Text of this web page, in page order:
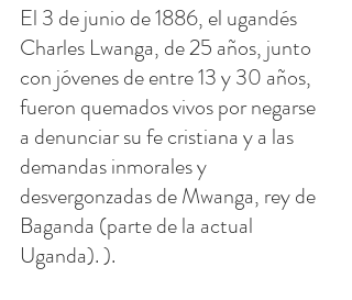
El 3 de junio de 1886, el ugandés
Charles Lwanga, de 25 años, junto
con jóvenes de entre 13 y 30 años,
fueron quemados vivos por negarse
a denunciar su fe cristiana y a las
demandas inmorales y
desvergonzadas de Mwanga, rey de
Baganda (parte de la actual
Uganda). ).